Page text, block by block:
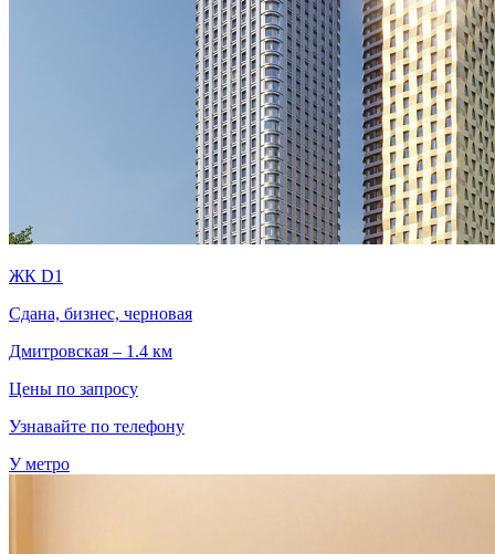
ЖК D1
Сдана, бизнес, черновая
Дмитровская – 1.4 км
Цены по запросу
Узнавайте по телефону
У метро